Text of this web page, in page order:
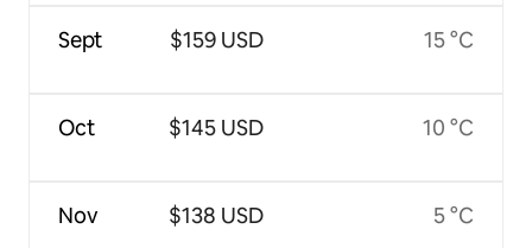
Sept
Oct
Nov
$159 USD
$145 USD
$138 USD
15 °C
10 °C
5 °C